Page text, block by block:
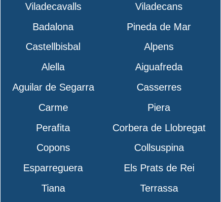
Viladecavalls
Viladecans
Badalona
Pineda de Mar
Castellbisbal
Alpens
Alella
Aiguafreda
Aguilar de Segarra
Casserres
Carme
Piera
Perafita
Corbera de Llobregat
Copons
Collsuspina
Esparreguera
Els Prats de Rei
Tiana
Terrassa